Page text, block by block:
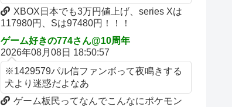
XBOX日本でも3万円値上げ、series Xは
117980円、Sは97480円！！！
ゲーム好きの774さん@10周年
2026年08月08日 18:50:57
※1429579パル信ファンボって夜鳴きする
犬より迷惑だよなあ
ゲーム板民ってなんでこんなにポケモン